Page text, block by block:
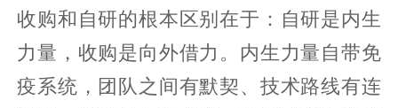
收购和自研的根本区别在于：自研是内生
力量，收购是向外借力。内生力量自带免
疫系统，团队之间有默契、技术路线有连